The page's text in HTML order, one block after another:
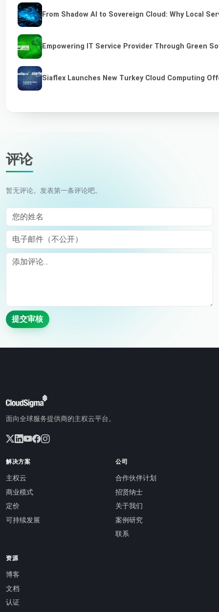
From Shadow AI to Sovereign Cloud: Why Local
Empowering IT Service Provider Through Green
Siaflex Launches New Turkey Cloud Computing
评论
暂无评论。发表第一条评论吧。
您的姓名
电子邮件（不公开）
Comment
提交审核
面向全球服务提供商的主权云平台。
解决方案
主权云
商业模式
定价
可持续发展
公司
合作伙伴计划
招贤纳士
关于我们
案例研究
联系
资源
博客
文档
认证